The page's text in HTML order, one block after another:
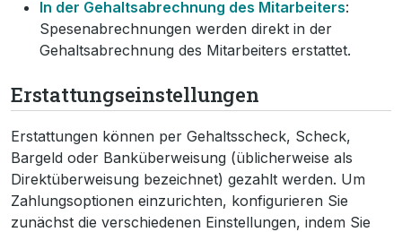
In der Gehaltsabrechnung des Mitarbeiters:
Spesenabrechnungen werden direkt in der
Gehaltsabrechnung des Mitarbeiters erstattet.
Erstattungseinstellungen
Erstattungen können per Gehaltsscheck, Scheck,
Bargeld oder Banküberweisung (üblicherweise als
Direktüberweisung bezeichnet) gezahlt werden. Um
Zahlungsoptionen einzurichten, konfigurieren Sie
zunächst die verschiedenen Einstellungen, indem Sie